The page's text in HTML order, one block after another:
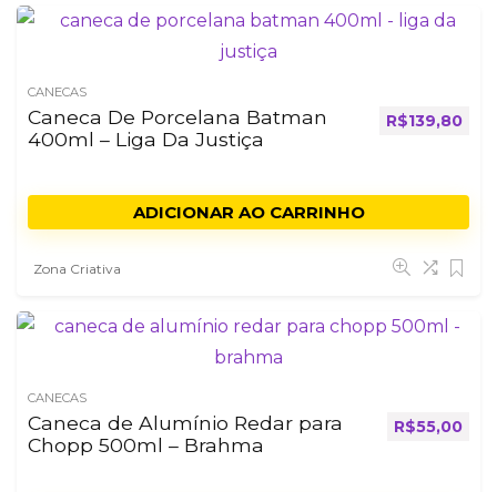
CANECAS
Caneca De Porcelana Batman
400ml – Liga Da Justiça
R$139,80
ADICIONAR AO CARRINHO
Zona Criativa
CANECAS
Caneca de Alumínio Redar para
Chopp 500ml – Brahma
R$55,00